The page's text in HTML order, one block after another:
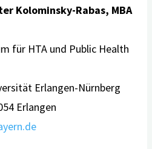
Kolominsky-Rabas, MBA
für HTA und Public Health
Erlangen-Nürnberg
Erlangen